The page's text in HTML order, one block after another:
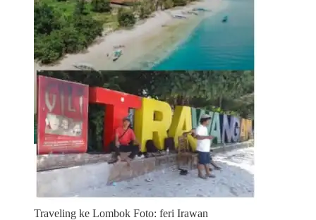
Traveling ke Lombok Foto: feri Irawan